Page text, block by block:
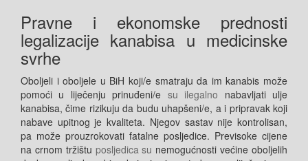
Pravne i ekonomske prednosti
legalizacije kanabisa u medicinske
svrhe
Oboljeli i oboljele u BiH koji/e smatraju da im kanabis može
pomoći u liječenju prinuđeni/e su ilegalno nabavljati ulje
kanabisa, čime rizikuju da budu uhapšeni/e, a i pripravak koji
nabave upitnog je kvaliteta. Njegov sastav nije kontrolisan,
pa može prouzrokovati fatalne posljedice. Previsoke cijene
na crnom tržištu posljedica su nemogućnosti većine oboljelih